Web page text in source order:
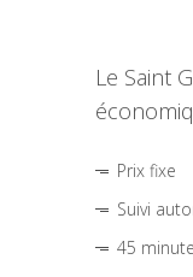
Le Saint
Prix fixe
Suivi
45